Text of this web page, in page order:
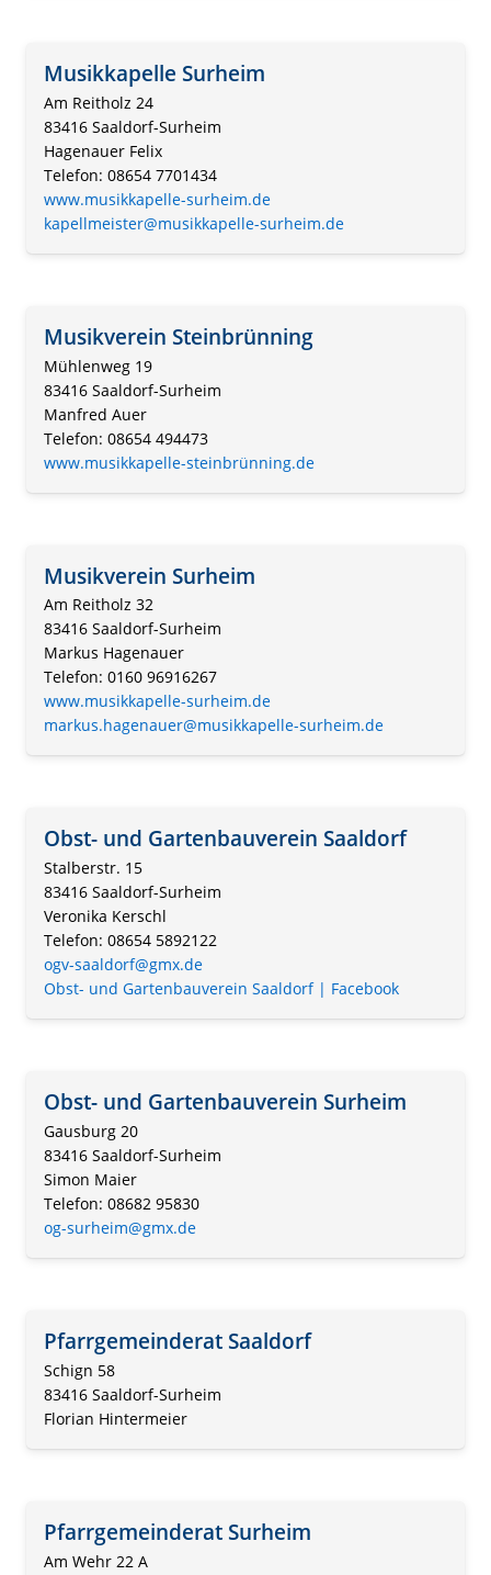
Musikkapelle Surheim
Am Reitholz 24
83416 Saaldorf-Surheim
Hagenauer Felix
Telefon: 08654 7701434
www.musikkapelle-surheim.de
kapellmeister@musikkapelle-surheim.de
Musikverein Steinbrünning
Mühlenweg 19
83416 Saaldorf-Surheim
Manfred Auer
Telefon: 08654 494473
www.musikkapelle-steinbrünning.de
Musikverein Surheim
Am Reitholz 32
83416 Saaldorf-Surheim
Markus Hagenauer
Telefon: 0160 96916267
www.musikkapelle-surheim.de
markus.hagenauer@musikkapelle-surheim.de
Obst- und Gartenbauverein Saaldorf
Stalberstr. 15
83416 Saaldorf-Surheim
Veronika Kerschl
Telefon: 08654 5892122
ogv-saaldorf@gmx.de
Obst- und Gartenbauverein Saaldorf | Facebook
Obst- und Gartenbauverein Surheim
Gausburg 20
83416 Saaldorf-Surheim
Simon Maier
Telefon: 08682 95830
og-surheim@gmx.de
Pfarrgemeinderat Saaldorf
Schign 58
83416 Saaldorf-Surheim
Florian Hintermeier
Pfarrgemeinderat Surheim
Am Wehr 22 A